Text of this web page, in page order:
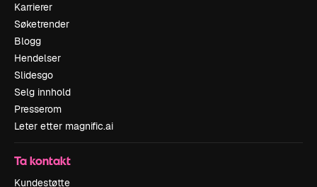
Karrierer
Søketrender
Blogg
Hendelser
Slidesgo
Selg innhold
Presserom
Leter etter magnific.ai
Ta kontakt
Kundestøtte